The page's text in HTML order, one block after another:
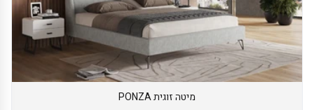
מיטה זוגית PONZA